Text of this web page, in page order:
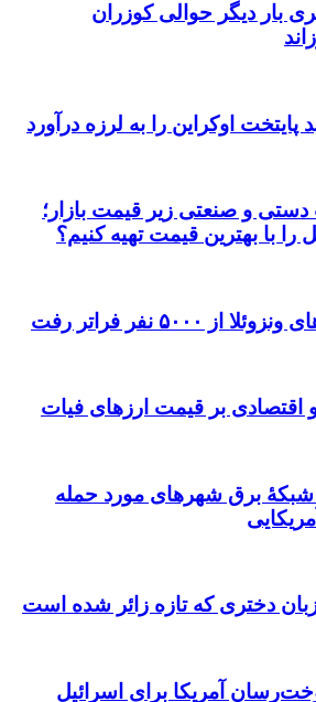
ریشتری بار دیگر حوالی کوزران
پایتخت اوکراین را به لرزه درآورد
دستی و صنعتی زیر قیمت بازار؛
را با بهترین قیمت تهیه کنیم؟
۵۰۰۰ نفر فراتر رفت
و اقتصادی بر قیمت ارزهای فیات
برق شهرهای مورد حمله
زبان دختری که تازه زائر شده است
آمریکا برای اسرائیل